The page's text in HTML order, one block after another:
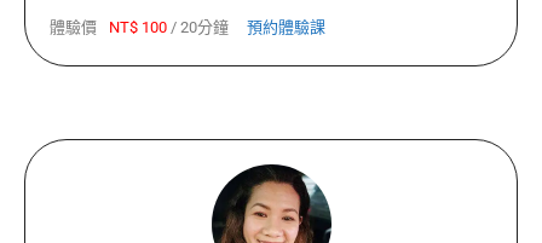
體驗價 NT$ 100 / 20分鐘 預約體驗課